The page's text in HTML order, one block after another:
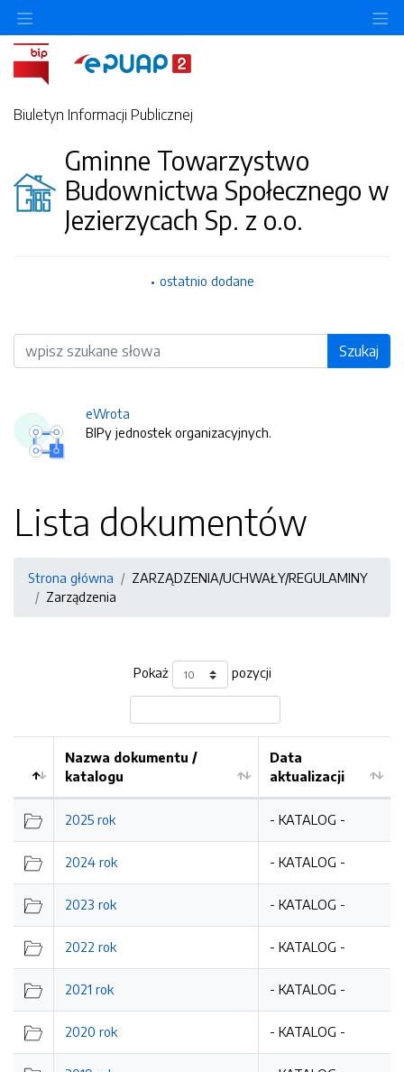
Biuletyn Informacji Publicznej
Gminne Towarzystwo
Budownictwa Społecznego w
Jezierzycach Sp. z o.o.
ostatnio dodane
Wyszukiwarka Szukaj
eWrota
BIPy jednostek organizacyjnych.
Lista dokumentów
Strona główna
ZARZĄDZENIA/UCHWAŁY/REGULAMINY
Zarządzenia
Pokaż pozycji
Nazwa dokumentu /
katalogu
Data
aktualizacji
2025 rok - KATALOG -
2024 rok - KATALOG -
2023 rok - KATALOG -
2022 rok - KATALOG -
2021 rok - KATALOG -
2020 rok - KATALOG -